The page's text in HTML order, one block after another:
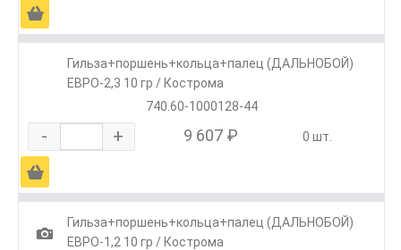
Ä
Гильза+поршень+кольца+палец (ДАЛЬНОБОЙ)
ЕВРО-2,3 10 гр / Кострома
740.60-1000128-44
- + 9 607 ₽ 0 шт.
Ä
1
Гильза+поршень+кольца+палец (ДАЛЬНОБОЙ)
ЕВРО-1,2 10 гр / Кострома